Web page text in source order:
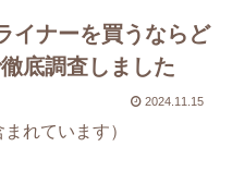
イナーを買うならど
底調査しました
2024.11.15
れています）